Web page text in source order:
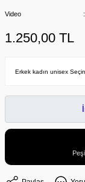
Video
1.250,00 TL